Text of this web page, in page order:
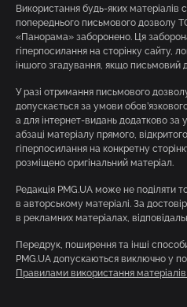
Використання будь-яких матеріалів
попереднього письмового дозволу
«Панорама» заборонено. Ця заборона
гіперпосилання на сторінку сайту,
іншого згадування, якщо письмовий
У разі отримання письмового
допускається за умови
а для інтернет-видань додатково
абзаці матеріалу прямого,
гіперпосилання на конкретну
розміщено оригінальний матеріал.
Редакція PMG.UA може не поділяти
в авторському матеріалі. За
в рекламних матеріалах,
Передрук, поширення та інші
PMG.UA допускаються виключно у
Правилами використання матеріалів